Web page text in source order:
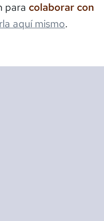
para colaborar con
aquí mismo.